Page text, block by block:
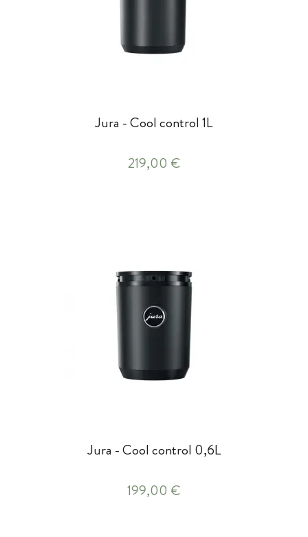
Jura - Cool control 1L
219,00 €
Jura - Cool control 0,6L
199,00 €